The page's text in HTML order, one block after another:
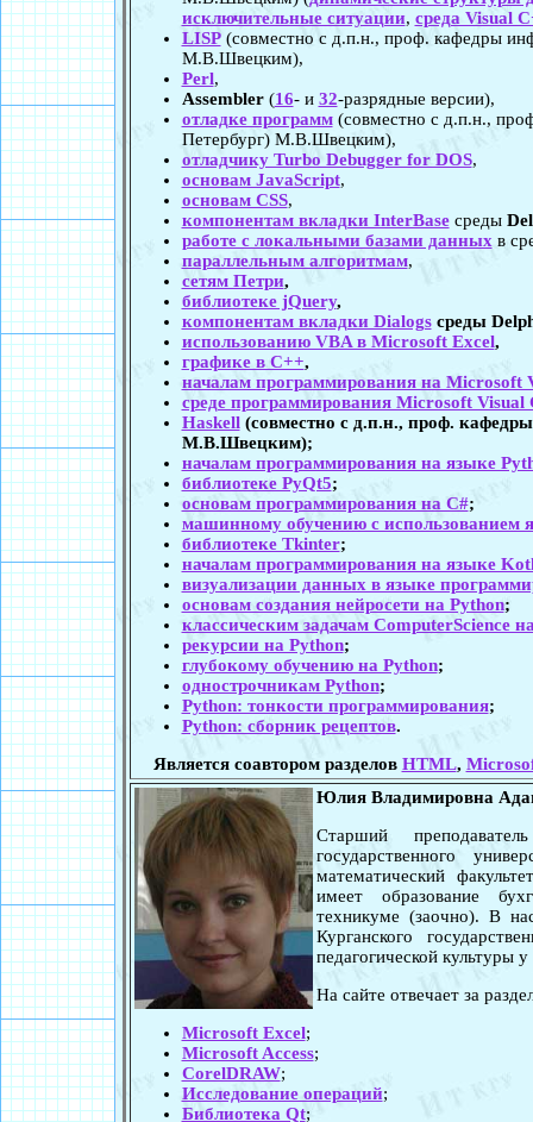
исключительные ситуации, среда Visual
LISP(совместно с д.п.н., проф. кафедры
М.В.Швецким),
Perl,
Assembler(16- и 32-разрядные версии),
отладке программ(совместно с д.п.н.,
Петербург) М.В.Швецким),
отладчику Turbo Debugger for DOS,
основам JavaScript,
основам CSS,
компонентам вкладки InterBaseсреды
работе с локальными базами данных в
параллельным алгоритмам,
сетям Петри,
библиотеке jQuery,
компонентам вкладки Dialogsсреды
использованию VBA в Microsoft Excel,
графике в C++,
началам программирования на Microsoft
среде программирования Microsoft
Haskell(совместно с д.п.н., проф.
М.В.Швецким);
началам программирования на языке
библиотеке PyQt5;
основам программирования на C#;
машинному обучению с использованием
библиотеке Tkinter;
началам программирования на языке
визуализации данных в языке
основам создания нейросети на Python;
классическим задачам ComputerScience
рекурсии на Python;
глубокому обучению на Python;
однострочникам Python;
Python: тонкости программирования;
Python: сборник рецептов.
Является соавтором разделов HTML,
Юлия Владимировна
Старший
государственного
математический
имеет образование
техникуме (заочно). В
Курганского
педагогической культуры
На сайте отвечает за
Microsoft Excel;
Microsoft Access;
CorelDRAW;
Исследование операций;
Библиотека Qt;